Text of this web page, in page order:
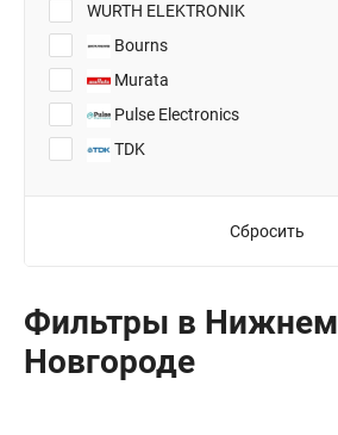
WURTH ELEKTRONIK
Bourns
Murata
Pulse Electronics
TDK
Сбросить
Фильтры в Нижнем
Новгороде